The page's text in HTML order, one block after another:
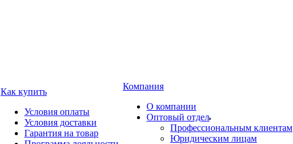
Как купить
Условия оплаты
Условия доставки
Гарантия на товар
Компания
О компании
Оптовый отдел
Профессиональным клиентам
Юридическим лицам